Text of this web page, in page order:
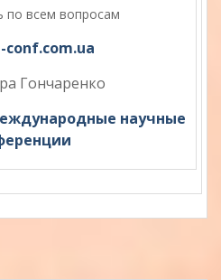
по всем вопросам
conf.com.ua
Гончаренко
научные